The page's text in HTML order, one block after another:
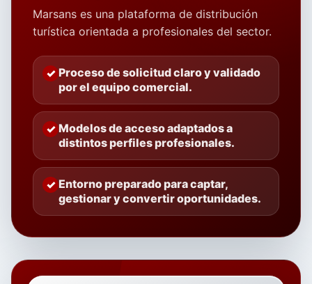
Marsans es una plataforma de distribución
turística orientada a profesionales del sector.
Proceso de solicitud claro y validado
por el equipo comercial.
Modelos de acceso adaptados a
distintos perfiles profesionales.
Entorno preparado para captar,
gestionar y convertir oportunidades.